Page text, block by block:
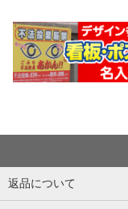
返品について